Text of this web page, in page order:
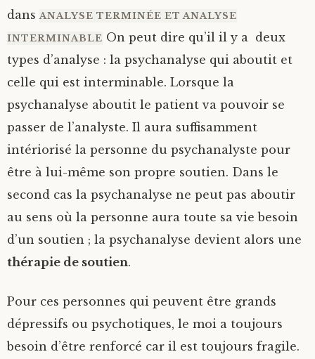
dansANALYSE TERMINÉE ET ANALYSE
INTERMINABLE On peut dire qu’il il y a deux
types d’analyse : la psychanalyse qui aboutit et
celle qui est interminable. Lorsque la
psychanalyse aboutit le patient va pouvoir se
passer de l’analyste. Il aura suffisamment
intériorisé la personne du psychanalyste pour
être à lui-même son propre soutien. Dans le
second cas la psychanalyse ne peut pas aboutir
au sens où la personne aura toute sa vie besoin
d’un soutien ; la psychanalyse devient alors une
thérapie de soutien.
Pour ces personnes qui peuvent être grands
dépressifs ou psychotiques, le moi a toujours
besoin d’être renforcé car il est toujours fragile.